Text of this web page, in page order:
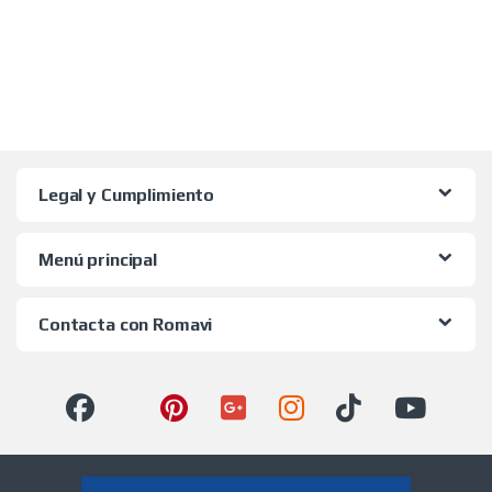
Legal y Cumplimiento
Menú principal
Contacta con Romavi